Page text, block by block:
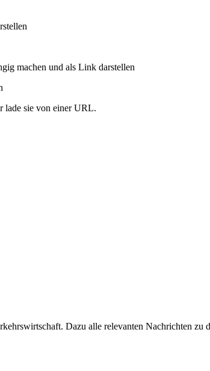
machen und als Link darstellen
lade sie von einer URL.
Dazu alle relevanten Nachrichten